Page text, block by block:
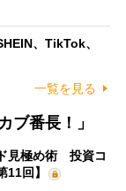
、TikTok、
一覧を見る
ブ番長！」
見極め術 投資コ
11回】